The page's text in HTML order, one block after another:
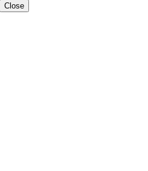
Close